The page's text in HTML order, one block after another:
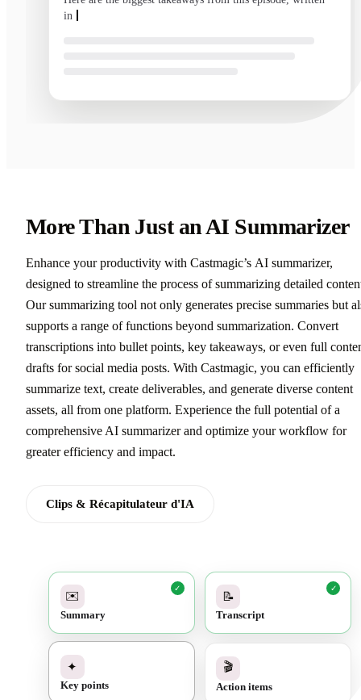
in your voice and ready to send.
More Than Just an AI Summarizer
Enhance your productivity with Castmagic’s AI summarizer,
designed to streamline the process of summarizing detailed
Our summarizing tool not only generates precise summaries but
supports a range of functions beyond summarization. Convert
transcriptions into bullet points, key takeaways, or even full
drafts for social media posts. With Castmagic, you can efficiently
summarize text, create deliverables, and generate diverse content
assets, all from one platform. Experience the full potential of a
comprehensive AI summarizer and optimize your workflow for
greater efficiency and impact.
Clips & Récapitulateur d'IA
✉️
Summary
✓
📝
Transcript
✓
✦
Key points
🎬
Action items